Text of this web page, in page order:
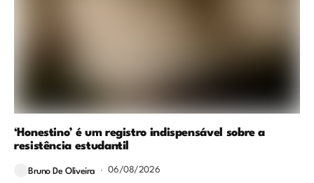
‘Honestino’ é um registro indispensável sobre a
resistência estudantil
Bruno De Oliveira 06/08/2026